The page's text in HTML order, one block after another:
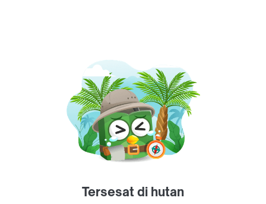
Tersesat di hutan